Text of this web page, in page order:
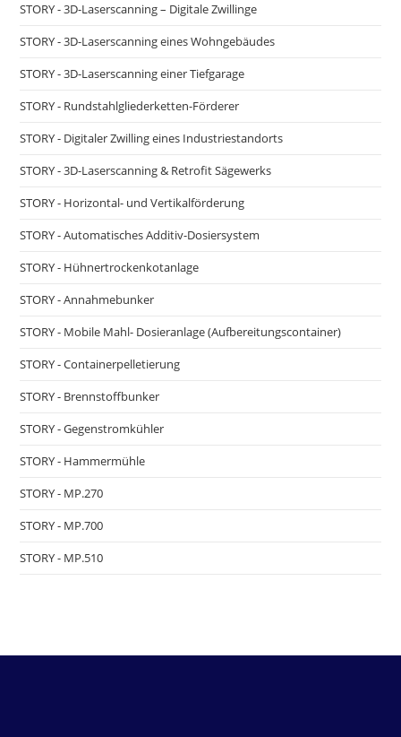
STORY - 3D-Laserscanning – Digitale Zwillinge
STORY - 3D-Laserscanning eines Wohngebäudes
STORY - 3D-Laserscanning einer Tiefgarage
STORY - Rundstahlgliederketten-Förderer
STORY - Digitaler Zwilling eines Industriestandorts
STORY - 3D-Laserscanning & Retrofit Sägewerks
STORY - Horizontal- und Vertikalförderung
STORY - Automatisches Additiv-Dosiersystem
STORY - Hühnertrockenkotanlage
STORY - Annahmebunker
STORY - Mobile Mahl- Dosieranlage (Aufbereitungscontainer)
STORY - Containerpelletierung
STORY - Brennstoffbunker
STORY - Gegenstromkühler
STORY - Hammermühle
STORY - MP.270
STORY - MP.700
STORY - MP.510